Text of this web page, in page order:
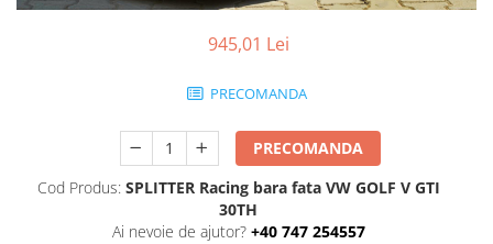
945,01 Lei
PRECOMANDA
PRECOMANDA
Cod Produs: SPLITTER Racing bara fata VW GOLF V GTI
30TH
Ai nevoie de ajutor? +40 747 254557